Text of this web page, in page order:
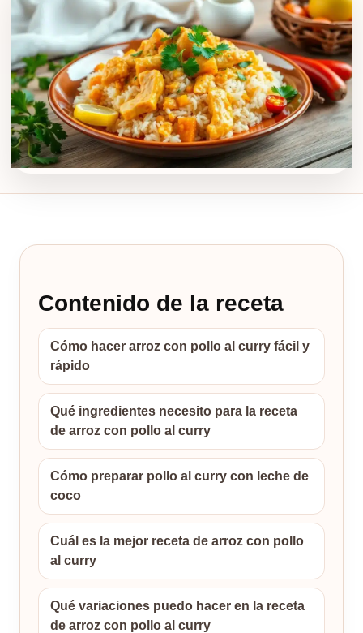
Contenido de la receta
Cómo hacer arroz con pollo al curry fácil y
rápido
Qué ingredientes necesito para la receta
de arroz con pollo al curry
Cómo preparar pollo al curry con leche de
coco
Cuál es la mejor receta de arroz con pollo
al curry
Qué variaciones puedo hacer en la receta
de arroz con pollo al curry